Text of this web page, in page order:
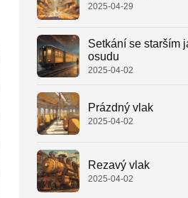
2025-04-29
Setkání se starším
osudu
2025-04-02
Prázdný vlak
2025-04-02
Rezavý vlak
2025-04-02